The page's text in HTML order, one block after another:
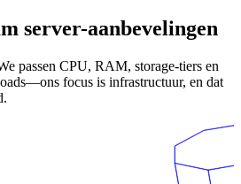
server-aanbevelingen
passen CPU, RAM, storage-tiers en
focus is infrastructuur, en dat